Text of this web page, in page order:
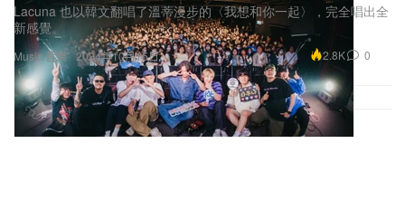
Music 音樂
Lacuna 也以韓文翻唱了溫蒂漫步的〈我想和你一起〉，完全唱出全
新感覺。
2024年10月15日 2.8K 0